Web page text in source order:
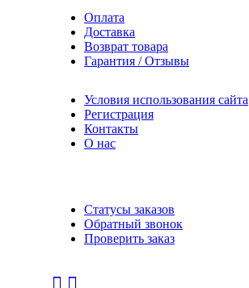
Оплата
Доставка
Возврат товара
Гарантия / Отзывы
Условия использования сайта
Регистрация
Контакты
О нас
Статусы заказов
Обратный звонок
Проверить заказ